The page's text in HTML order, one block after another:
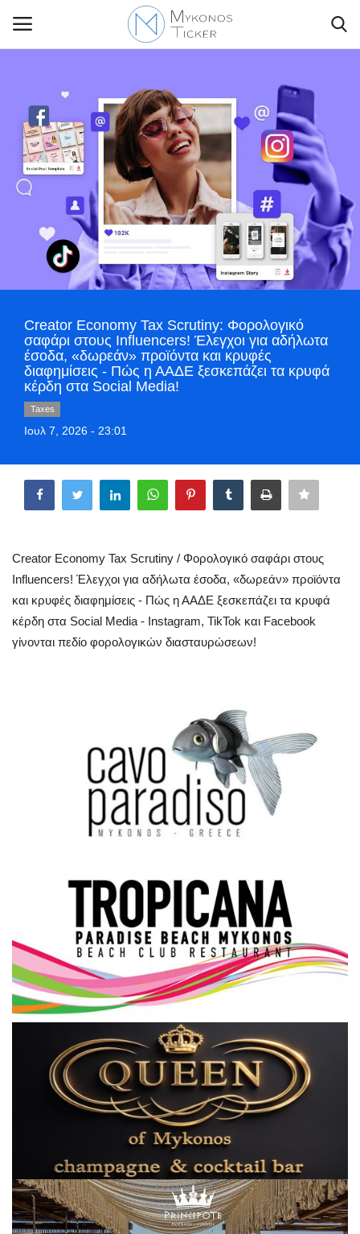
Contact Us
Politique
Travel
World
Style Adorés
Greece
Entertainment
Mykonos
Sport
Sustainability
Science & Tech
Aegean Islands
Σεβασμιώτατος Δωρόθεος Β’
Opinion + Analysis
L’Art des Sens
All News
Elections 2023
Ελληνικά English
Creator Economy Tax Scrutiny: Φορολογικό
σαφάρι στους Influencers! Έλεγχοι για αδήλωτα
έσοδα, «δωρεάν» προϊόντα και κρυφές
διαφημίσεις - Πώς η ΑΑΔΕ ξεσκεπάζει τα κρυφά
κέρδη στα Social Media!
Taxes
Ιουλ 7, 2026 - 23:01
Creator Economy Tax Scrutiny / Φορολογικό σαφάρι στους
Influencers! Έλεγχοι για αδήλωτα έσοδα, «δωρεάν» προϊόντα
και κρυφές διαφημίσεις - Πώς η ΑΑΔΕ ξεσκεπάζει τα κρυφά
κέρδη στα Social Media - Instagram, TikTok και Facebook
γίνονται πεδίο φορολογικών διασταυρώσεων!